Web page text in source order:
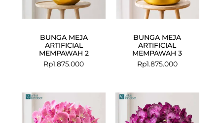
BUNGA MEJA
ARTIFICIAL
MEMPAWAH 2
Rp1.875.000
BUNGA MEJA
ARTIFICIAL
MEMPAWAH 3
Rp1.875.000